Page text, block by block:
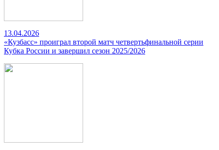
13.04.2026
«Кузбасс» проиграл второй матч четвертьфинальной серии
Кубка России и завершил сезон 2025/2026